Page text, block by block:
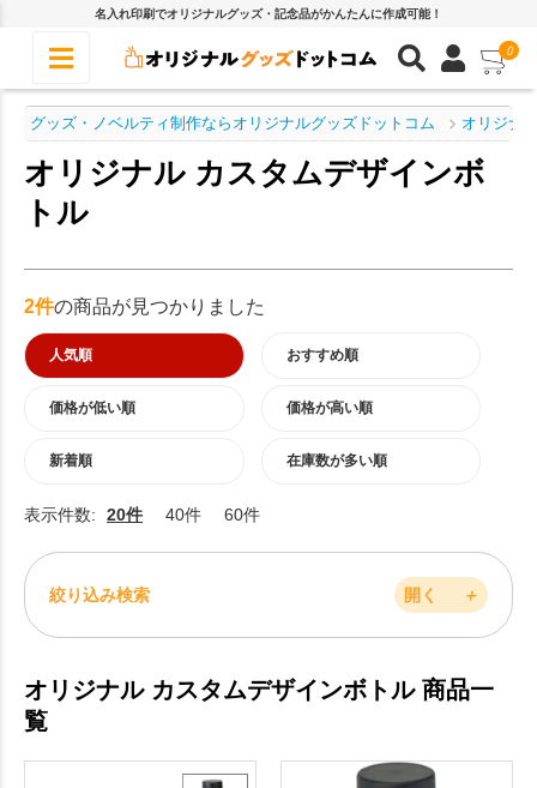
名入れ印刷でオリジナルグッズ・記念品がかんたんに作成可能！
0
グッズ・ノベルティ制作ならオリジナルグッズドットコム オリジナ
オリジナル カスタムデザインボ
トル
2件の商品が見つかりました
人気順 おすすめ順
価格が低い順 価格が高い順
新着順 在庫数が多い順
表示件数: 20件 40件 60件
絞り込み検索 開く ＋
オリジナル カスタムデザインボトル 商品一
覧